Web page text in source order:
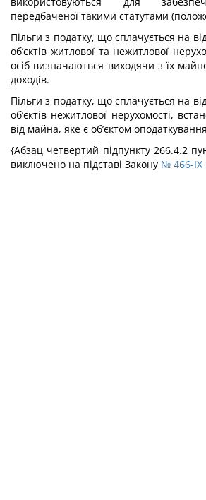
передбаченої такими статутами
Пільги з податку, що сплачується на
об’єктів житлової та нежитлової
осіб визначаються виходячи з їх
доходів.
Пільги з податку, що сплачується на
об’єктів нежитлової нерухомості,
від майна, яке є об’єктом
{Абзац четвертий підпункту 266.4.2
виключено на підставі Закону № 466-IX